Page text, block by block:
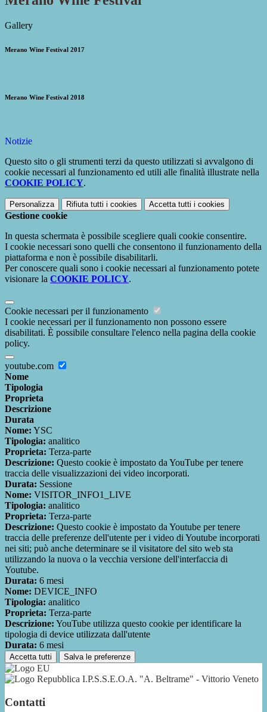
Gallery
Merano Wine Festival 2017
Merano Wine Festival 2018
Notizie
Questo sito o gli strumenti terzi da questo utilizzati si avvalgono di
cookie necessari al funzionamento ed utili alle finalità illustrate nella
COOKIE POLICY.
Personalizza Rifiuta tutti i cookies Accetta tutti i cookies
Gestione cookie
In questa schermata è possibile scegliere quali cookie consentire.
I cookie necessari sono quelli che consentono il funzionamento della
piattaforma e non è possibile disabilitarli.
Per conoscere quali sono i cookie necessari al funzionamento potete
visionare la COOKIE POLICY.
Cookie necessari per il funzionamento
I cookie necessari per il funzionamento non possono essere
disabilitati. È possibile consultare l'elenco nella pagina della cookie
policy.
youtube.com
Nome
Tipologia
Proprieta
Descrizione
Durata
Nome: YSC
Tipologia: analitico
Proprieta: Terza-parte
Descrizione: Questo cookie è impostato da YouTube per tenere
traccia delle visualizzazioni dei video incorporati.
Durata: Sessione
Nome: VISITOR_INFO1_LIVE
Tipologia: analitico
Proprieta: Terza-parte
Descrizione: Questo cookie è impostato da Youtube per tenere
traccia delle preferenze dell'utente per i video di Youtube incorporati
nei siti; può anche determinare se il visitatore del sito web sta
utilizzando la nuova o la vecchia versione dell'interfaccia di
Youtube.
Durata: 6 mesi
Nome: DEVICE_INFO
Tipologia: analitico
Proprieta: Terza-parte
Descrizione: YouTube utilizza questo cookie per identificare la
tipologia di device utilizzata dall'utente
Durata: 6 mesi
Accetta tutti Salva le preferenze
I.P.S.S.E.O.A. "A. Beltrame" - Vittorio Veneto
Contatti